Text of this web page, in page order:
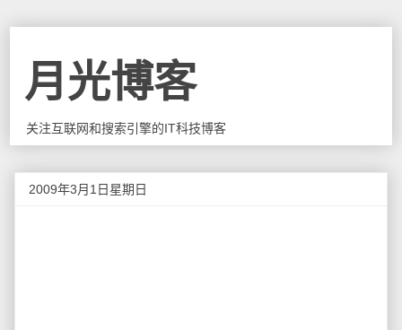
月光博客
关注互联网和搜索引擎的IT科技博客
2009年3月1日星期日